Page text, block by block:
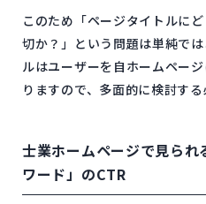
このため「ページタイトルに
切か？」という問題は単純で
ルはユーザーを自ホームペー
りますので、多面的に検討する
士業ホームページで見られ
ワード」のCTR